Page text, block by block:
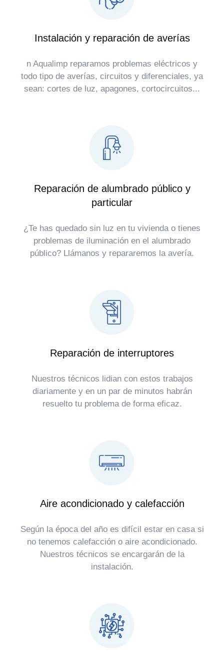
Instalación y reparación de averías
n Aqualimp reparamos problemas eléctricos y
todo tipo de averías, circuitos y diferenciales, ya
sean: cortes de luz, apagones, cortocircuitos...
Reparación de alumbrado público y
particular
¿Te has quedado sin luz en tu vivienda o tienes
problemas de iluminación en el alumbrado
público? Llámanos y repararemos la avería.
Reparación de interruptores
Nuestros técnicos lidian con estos trabajos
diariamente y en un par de minutos habrán
resuelto tu problema de forma eficaz.
Aire acondicionado y calefacción
Según la época del año es difícil estar en casa si
no tenemos calefacción o aire acondicionado.
Nuestros técnicos se encargarán de la
instalación.